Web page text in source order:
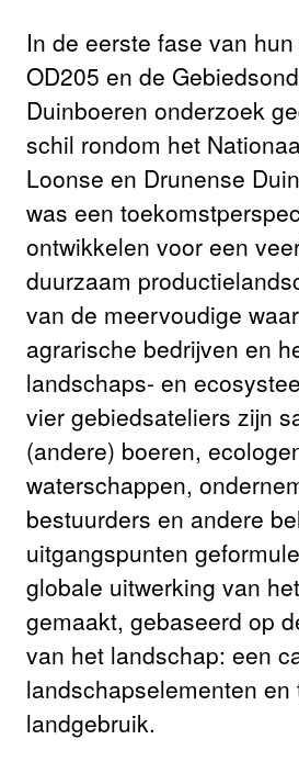
In de eerste fase van
OD205 en de
Duinboeren onderzoek
schil rondom het
Loonse en Drunense
was een
ontwikkelen voor een
duurzaam
van de meervoudige
agrarische bedrijven en
landschaps- en
vier gebiedsateliers zijn
(andere) boeren,
waterschappen,
bestuurders en andere
uitgangspunten
globale uitwerking van
gemaakt, gebaseerd op
van het landschap: een
landschapselementen en
landgebruik.